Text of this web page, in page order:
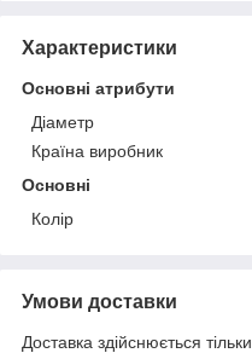
Характеристики
Основні атрибути
Діаметр
Країна виробник
Основні
Колір
Умови доставки
Доставка здійснюється